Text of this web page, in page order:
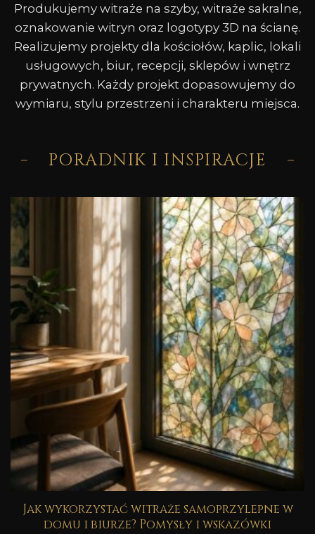
Produkujemy witraże na szyby, witraże sakralne,
oznakowanie witryn oraz logotypy 3D na ścianę.
Realizujemy projekty dla kościołów, kaplic, lokali
usługowych, biur, recepcji, sklepów i wnętrz
prywatnych. Każdy projekt dopasowujemy do
wymiaru, stylu przestrzeni i charakteru miejsca.
PORADNIK I INSPIRACJE
Jak wykorzystać witraże samoprzylepne w
domu i biurze? Pomysły i wskazówki